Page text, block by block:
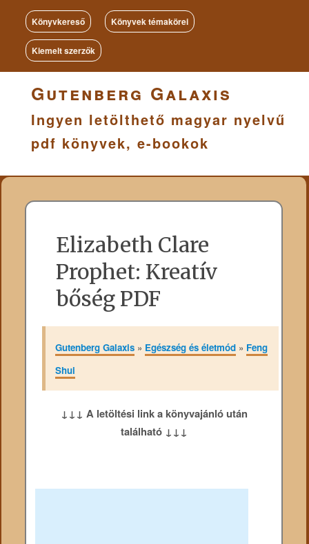
Könyvkereső Könyvek témakörei
Kiemelt szerzők
Gutenberg Galaxis
Ingyen letölthető magyar nyelvű
pdf könyvek, e-bookok
Elizabeth Clare
Prophet: Kreatív
bőség PDF
Gutenberg Galaxis» Egészség és életmód» Feng
Shui
↓↓↓ A letöltési link a könyvajánló után
található ↓↓↓